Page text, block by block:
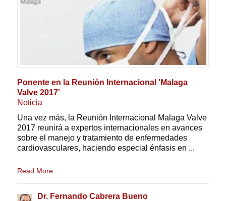
Ponente en la Reunión Internacional 'Malaga
Valve 2017'
Noticia
Una vez más, la Reunión Internacional Malaga Valve
2017 reunirá a expertos internacionales en avances
sobre el manejo y tratamiento de enfermedades
cardiovasculares, haciendo especial énfasis en ...
Read More
Dr. Fernando Cabrera Bueno